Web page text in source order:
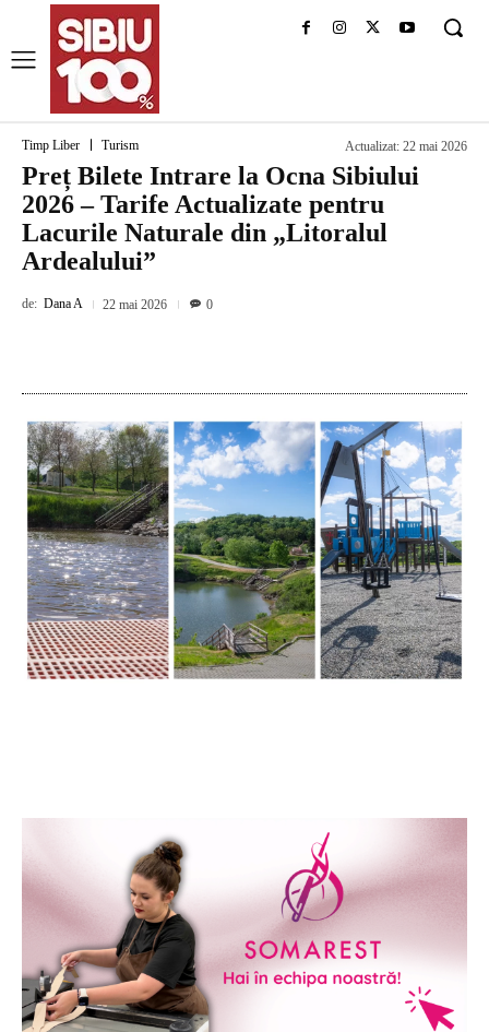
Timp Liber Turism Actualizat: 22 mai 2026
Preț Bilete Intrare la Ocna Sibiului
2026 – Tarife Actualizate pentru
Lacurile Naturale din „Litoralul
Ardealului”
de: Dana A 22 mai 2026 0